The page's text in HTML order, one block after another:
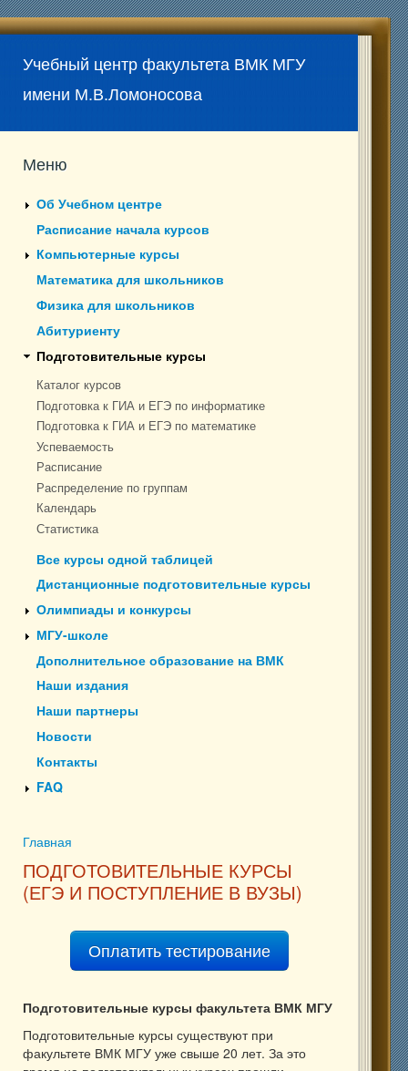
Учебный центр факультета ВМК МГУ
имени М.В.Ломоносова
Меню
Об Учебном центре
Расписание начала курсов
Компьютерные курсы
Математика для школьников
Физика для школьников
Абитуриенту
Подготовительные курсы
Каталог курсов
Подготовка к ГИА и ЕГЭ по информатике
Подготовка к ГИА и ЕГЭ по математике
Успеваемость
Расписание
Распределение по группам
Календарь
Статистика
Все курсы одной таблицей
Дистанционные подготовительные курсы
Олимпиады и конкурсы
МГУ-школе
Дополнительное образование на ВМК
Наши издания
Наши партнеры
Новости
Контакты
FAQ
Вы здесь
Главная
ПОДГОТОВИТЕЛЬНЫЕ КУРСЫ
(ЕГЭ И ПОСТУПЛЕНИЕ В ВУЗЫ)
Оплатить тестирование
Подготовительные курсы факультета ВМК МГУ
Подготовительные курсы существуют при
факультете ВМК МГУ уже свыше 20 лет. За это